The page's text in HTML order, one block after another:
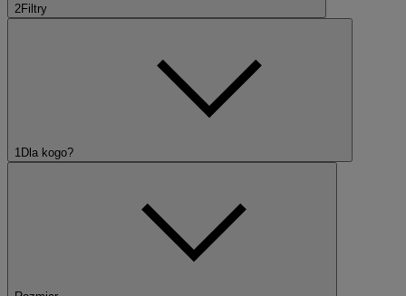
2Filtry
1 Dla kogo?